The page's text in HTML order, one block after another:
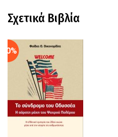
Σχετικά Βιβλία